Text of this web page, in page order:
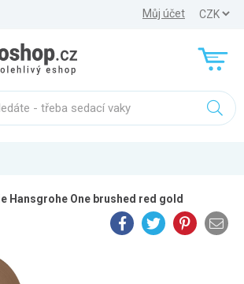
Můj účet
Hansgrohe One brushed red gold